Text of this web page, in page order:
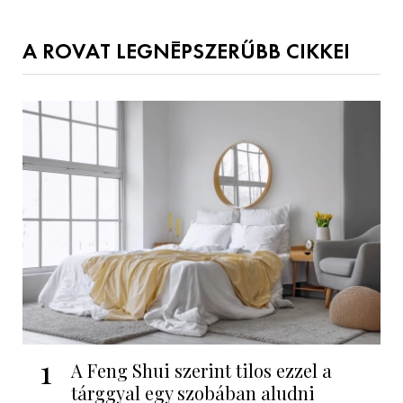
A ROVAT LEGNÉPSZERŰBB CIKKEI
1
A Feng Shui szerint tilos ezzel a
tárggyal egy szobában aludni